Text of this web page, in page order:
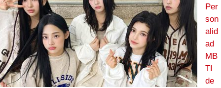
Per
son
alid
ad
MB
TI
de